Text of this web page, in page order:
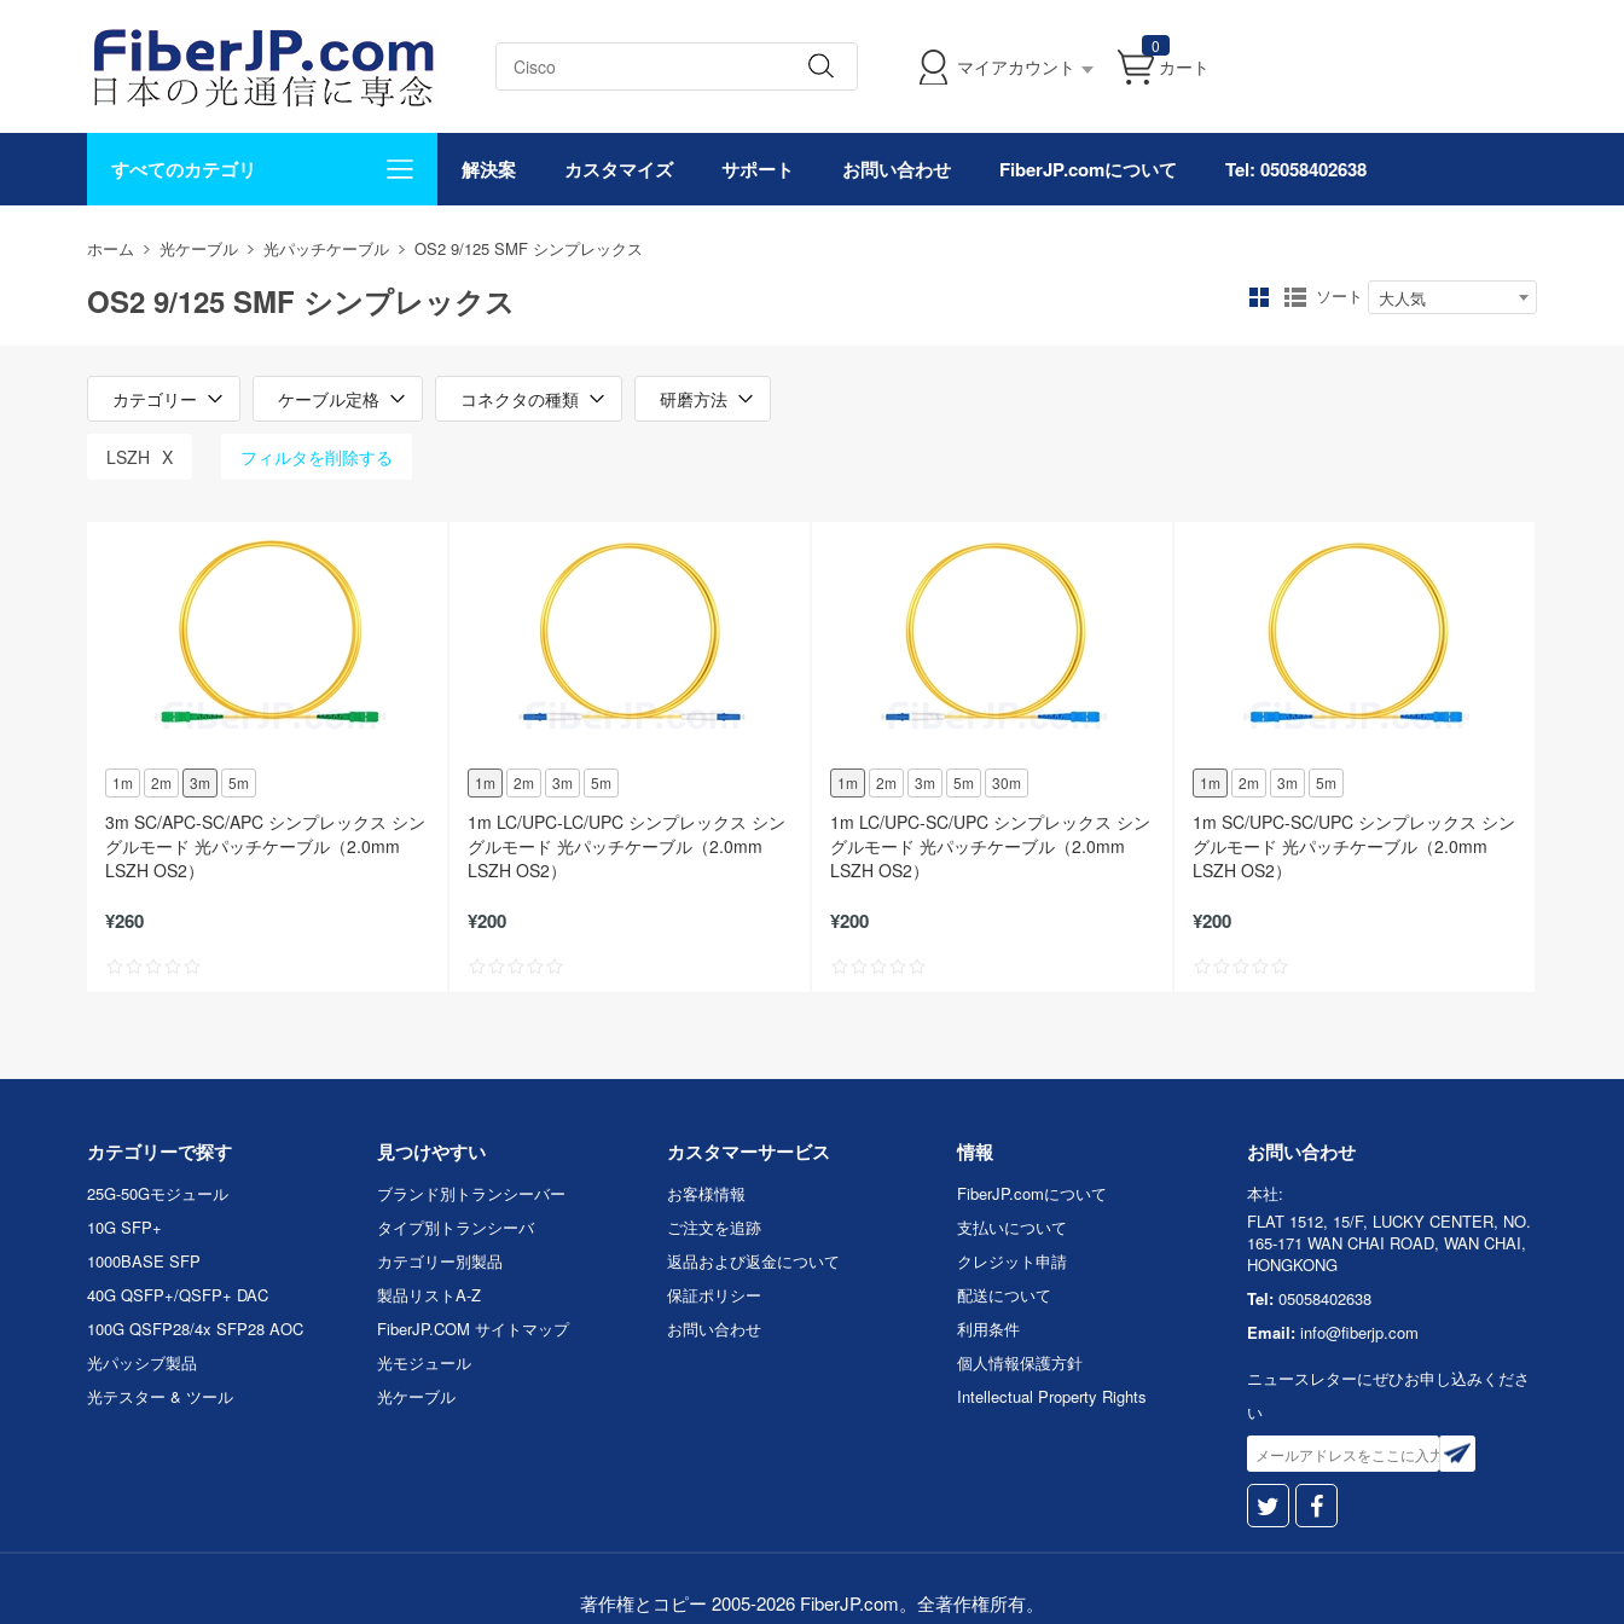
マイアカウント
0
カート
すべてのカテゴリ 解決案 カスタマイズ サポート お問い合わせ FiberJP.comについて Tel: 05058402638
ホーム 光ケーブル 光パッチケーブル OS2 9/125 SMF シンプレックス
OS2 9/125 SMF シンプレックス ソート 大人気
カテゴリー ケーブル定格 コネクタの種類 研磨方法
LSZH X フィルタを削除する
1m 2m 3m 5m
3m SC/APC-SC/APC シンプレックス シン
グルモード 光パッチケーブル（2.0mm
LSZH OS2）
¥260
1m 2m 3m 5m
1m LC/UPC-LC/UPC シンプレックス シン
グルモード 光パッチケーブル（2.0mm
LSZH OS2）
¥200
1m 2m 3m 5m 30m
1m LC/UPC-SC/UPC シンプレックス シン
グルモード 光パッチケーブル（2.0mm
LSZH OS2）
¥200
1m 2m 3m 5m
1m SC/UPC-SC/UPC シンプレックス シン
グルモード 光パッチケーブル（2.0mm
LSZH OS2）
¥200
カテゴリーで探す
25G-50Gモジュール
10G SFP+
1000BASE SFP
40G QSFP+/QSFP+ DAC
100G QSFP28/4x SFP28 AOC
光パッシブ製品
光テスター & ツール
見つけやすい
ブランド別トランシーバー
タイプ別トランシーバ
カテゴリー別製品
製品リストA-Z
FiberJP.COM サイトマップ
光モジュール
光ケーブル
カスタマーサービス
お客様情報
ご注文を追跡
返品および返金について
保証ポリシー
お問い合わせ
情報
FiberJP.comについて
支払いについて
クレジット申請
配送について
利用条件
個人情報保護方針
Intellectual Property Rights
お問い合わせ
本社:
FLAT 1512, 15/F, LUCKY CENTER, NO.
165-171 WAN CHAI ROAD, WAN CHAI,
HONGKONG
Tel: 05058402638
Email: info@fiberjp.com
ニュースレターにぜひお申し込みくださ
い
著作権とコピー 2005-2026 FiberJP.com。全著作権所有。